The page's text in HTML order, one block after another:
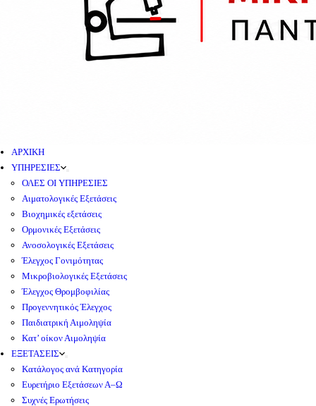
ΑΡΧΙΚΗ
ΥΠΗΡΕΣΙΕΣ
ΟΛΕΣ ΟΙ ΥΠΗΡΕΣΙΕΣ
Αιματολογικές Εξετάσεις
Βιοχημικές εξετάσεις
Ορμονικές Εξετάσεις
Ανοσολογικές Εξετάσεις
Έλεγχος Γονιμότητας
Μικροβιολογικές Εξετάσεις
Έλεγχος Θρομβοφιλίας
Προγεννητικός Έλεγχος
Παιδιατρική Αιμοληψία
Κατ’ οίκον Αιμοληψία
ΕΞΕΤΑΣΕΙΣ
Κατάλογος ανά Κατηγορία
Ευρετήριο Εξετάσεων Α–Ω
Συχνές Ερωτήσεις